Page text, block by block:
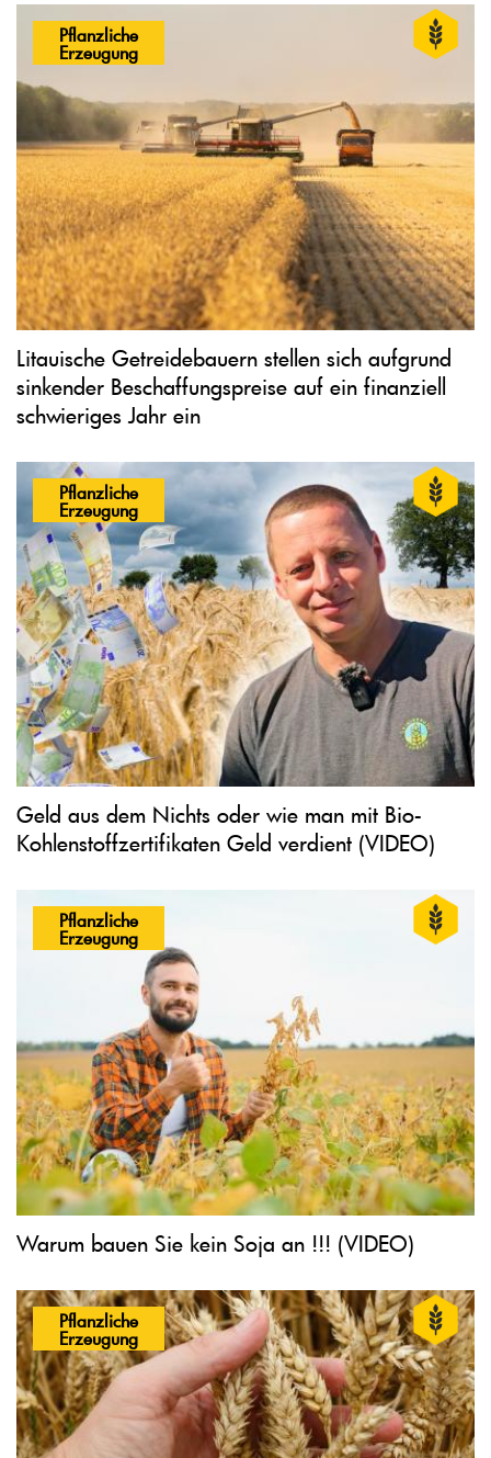
Pflanzliche
Erzeugung
Litauische Getreidebauern stellen sich aufgrund
sinkender Beschaffungspreise auf ein finanziell
schwieriges Jahr ein
Pflanzliche
Erzeugung
Geld aus dem Nichts oder wie man mit Bio-
Kohlenstoffzertifikaten Geld verdient (VIDEO)
Pflanzliche
Erzeugung
Warum bauen Sie kein Soja an !!! (VIDEO)
Pflanzliche
Erzeugung